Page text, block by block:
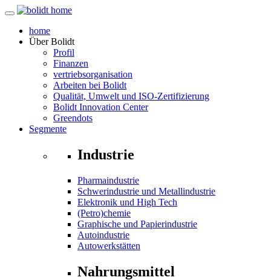
home
ÜberBolidt
Profil
Finanzen
vertriebsorganisation
Arbeiten bei Bolidt
Qualität, Umwelt und ISO-Zertifizierung
Bolidt Innovation Center
Greendots
Segmente
Industrie
Pharmaindustrie
Schwerindustrie und Metallindustrie
Elektronik und High Tech
(Petro)chemie
Graphische und Papierindustrie
Autoindustrie
Autowerkstätten
Nahrungsmittel